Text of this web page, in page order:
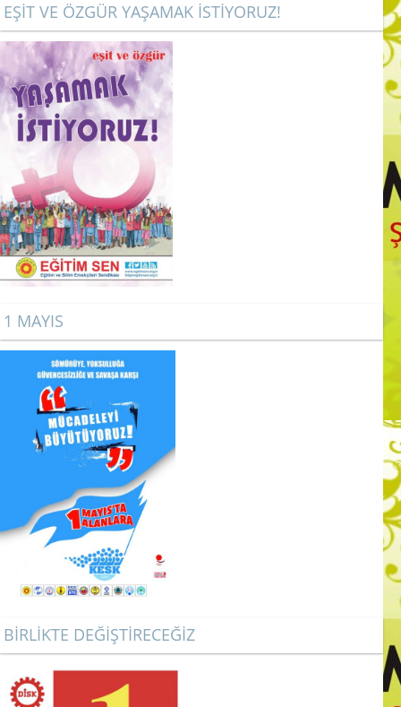
EŞİT VE ÖZGÜR YAŞAMAK İSTİYORUZ!
1 MAYIS
BİRLİKTE DEĞİŞTİRECEĞİZ